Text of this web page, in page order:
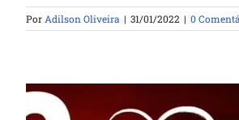
Por Adilson Oliveira | 31/01/2022 | 0